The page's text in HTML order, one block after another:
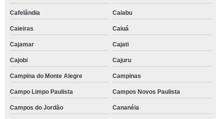
Cafelândia Caiabu
Caieiras Caiuá
Cajamar Cajati
Cajobi Cajuru
Campina do Monte Alegre Campinas
Campo Limpo Paulista Campos Novos Paulista
Campos do Jordão Cananéia